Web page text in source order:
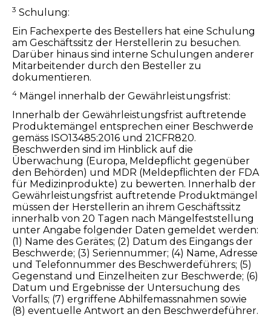
3 Schulung:
Ein Fachexperte des Bestellers hat eine Schulung
am Geschäftssitz der Herstellerin zu besuchen.
Darüber hinaus sind interne Schulungen anderer
Mitarbeitender durch den Besteller zu
dokumentieren.
4 Mängel innerhalb der Gewährleistungsfrist:
Innerhalb der Gewährleistungsfrist auftretende
Produktemängel entsprechen einer Beschwerde
gemäss ISO13485:2016 und 21CFR820.
Beschwerden sind im Hinblick auf die
Überwachung (Europa, Meldepflicht gegenüber
den Behörden) und MDR (Meldepflichten der FDA
für Medizinprodukte) zu bewerten. Innerhalb der
Gewährleistungsfrist auftretende Produktmängel
müssen der Herstellerin an ihrem Geschäftssitz
innerhalb von 20 Tagen nach Mängelfeststellung
unter Angabe folgender Daten gemeldet werden:
(1) Name des Gerätes; (2) Datum des Eingangs der
Beschwerde; (3) Seriennummer; (4) Name, Adresse
und Telefonnummer des Beschwerdeführers; (5)
Gegenstand und Einzelheiten zur Beschwerde; (6)
Datum und Ergebnisse der Untersuchung des
Vorfalls; (7) ergriffene Abhilfemassnahmen sowie
(8) eventuelle Antwort an den Beschwerdeführer.